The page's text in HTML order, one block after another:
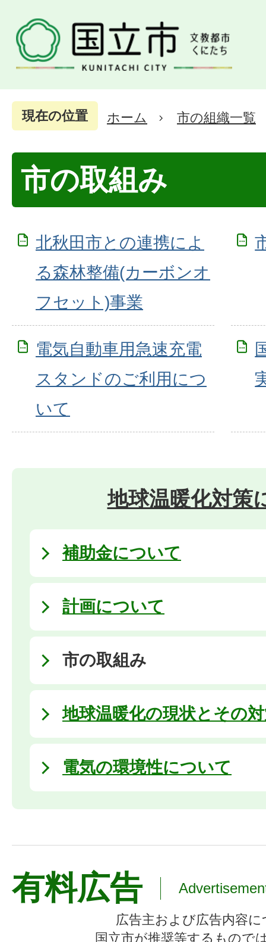
現在の位置 ホーム 市の組織一覧
市の取組み
北秋田市との連携によ
る森林整備(カーボンオ
フセット)事業
電気自動車用急速充電
スタンドのご利用につ
いて
地球温暖化対策
補助金について
計画について
市の取組み
地球温暖化の現状とその
電気の環境性について
有料広告
広告主および広告内容
国立市が推奨等するもので